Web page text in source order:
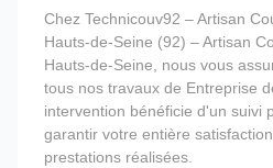
Chez Technicouv92 – Artisan
Hauts-de-Seine (92) – Artisan
Hauts-de-Seine, nous vous
tous nos travaux de Entreprise
intervention bénéficie d'un suivi
garantir votre entière
prestations réalisées.